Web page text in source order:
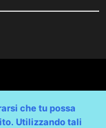
che tu possa
Utilizzando tali